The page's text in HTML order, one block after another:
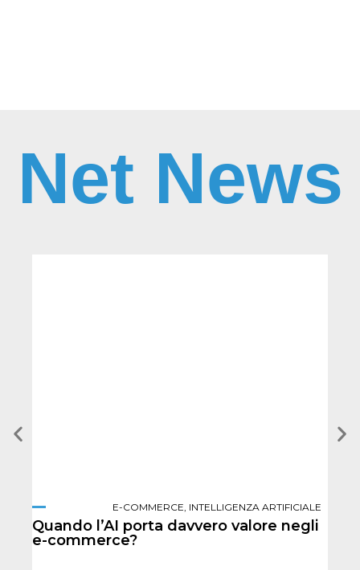
Net News
E-COMMERCE INTELLIGENZA ARTIFICIALE
Quando l’AI porta davvero valore negli
e-commerce?